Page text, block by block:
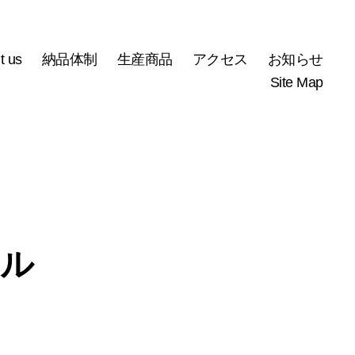
us 納品体制 生産商品 アクセス
お知らせ
Site Map